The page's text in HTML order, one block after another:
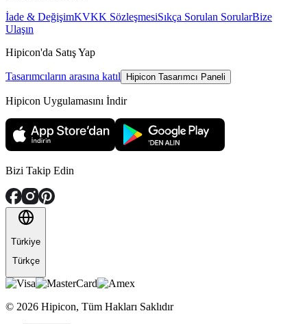
İade & DeğişimKVKK SözleşmesiSıkça Sorulan SorularBize
Ulaşın
Hipicon'da Satış Yap
Tasarımcıların arasına katıl Hipicon Tasarımcı Paneli
Hipicon Uygulamasını İndir
Bizi Takip Edin
Türkiye
Türkçe
© 2026 Hipicon, Tüm Hakları Saklıdır